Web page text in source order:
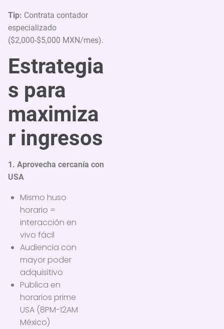
Tip: Contrata contador
especializado
($2,000-$5,000 MXN/mes).
Estrategia
s para
maximiza
r ingresos
1. Aprovecha cercanía con
USA
Mismo huso
horario =
interacción en
vivo fácil
Audiencia con
mayor poder
adquisitivo
Publica en
horarios prime
USA (8PM-12AM
México)